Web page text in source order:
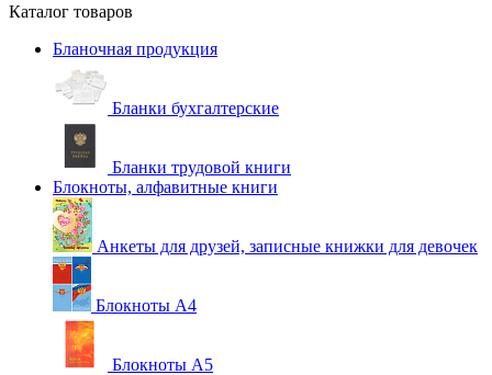
Каталог товаров
Бланочная продукция
Бланки бухгалтерские
Бланки трудовой книги
Блокноты, алфавитные книги
Анкеты для друзей, записные книжки для девочек
Блокноты А4
Блокноты А5